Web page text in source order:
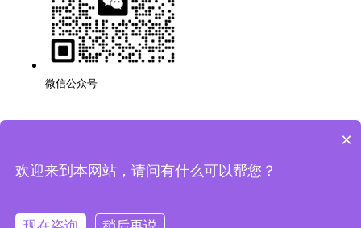
微信公众号
版权所有：深圳市万创科技有限公司粤ICP备14001694号
×
欢迎来到本网站，请问有什么可以帮您？